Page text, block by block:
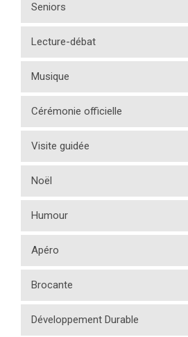
Seniors
Lecture-débat
Musique
Cérémonie officielle
Visite guidée
Noël
Humour
Apéro
Brocante
Développement Durable